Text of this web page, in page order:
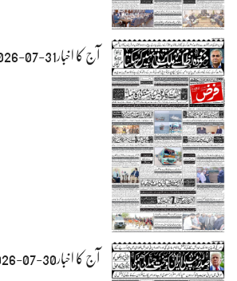
آج کا اخبار31-07-2026
آج کا اخبار30-07-2026